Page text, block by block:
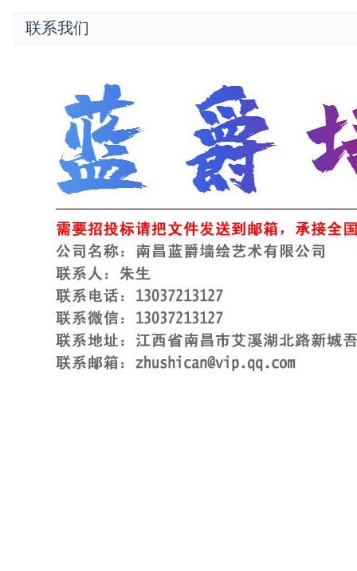
联系我们